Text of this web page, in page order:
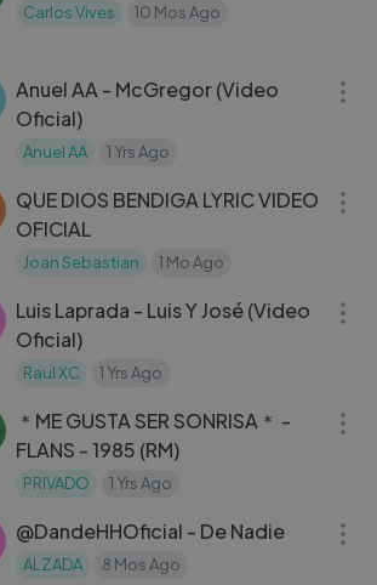
Carlos Vives 10 Mos Ago
Anuel AA - McGregor (Video
Oficial)
Anuel AA 1 Yrs Ago
QUE DIOS BENDIGA LYRIC VIDEO
OFICIAL
Joan Sebastian 1 Mo Ago
Luis Laprada - Luis Y José (Video
Oficial)
Raul XC 1 Yrs Ago
＊ME GUSTA SER SONRISA＊ -
FLANS - 1985 (RM)
PRIVADO 1 Yrs Ago
‪@DandeHHOficial‬ - De Nadie
ALZADA 8 Mos Ago